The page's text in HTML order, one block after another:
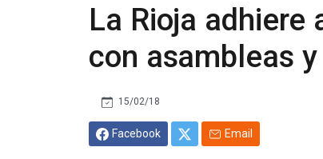
La Rioja adhiere
con asambleas
15/02/18
Facebook Email